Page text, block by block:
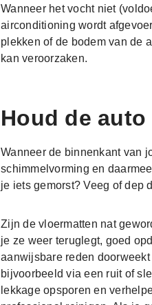
Wanneer het vocht niet
airconditioning wordt
plekken of de bodem van de
kan veroorzaken.
Houd de
Wanneer de binnenkant van
schimmelvorming en
je iets gemorst? Veeg of dep
Zijn de vloermatten nat
je ze weer teruglegt, goed
aanwijsbare reden
bijvoorbeeld via een ruit of
lekkage opsporen en